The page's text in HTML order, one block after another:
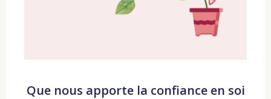
Que nous apporte la confiance en soi